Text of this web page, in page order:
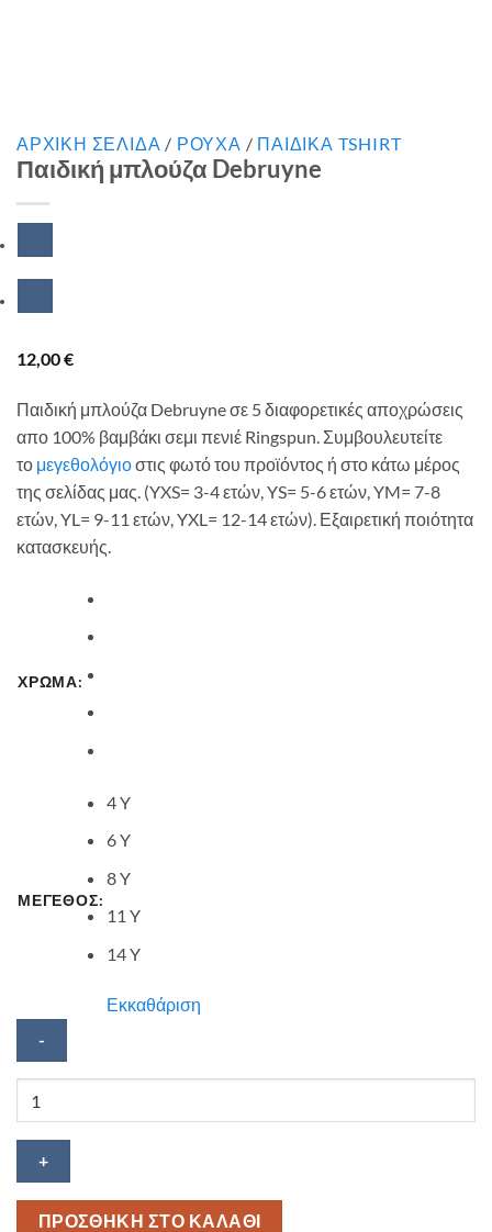
ΑΡΧΙΚΉ ΣΕΛΊΔΑ / ΡΟΥΧΑ / ΠΑΙΔΙΚΑ TSHIRT
Παιδική μπλούζα Debruyne
12,00€
Παιδική μπλούζα Debruyne σε 5 διαφορετικές αποχρώσεις
απο 100% βαμβάκι σεμι πενιέ Ringspun. Συμβουλευτείτε
το μεγεθολόγιοστις φωτό του προϊόντος ή στο κάτω μέρος
της σελίδας μας. (YXS= 3-4 ετών, YS= 5-6 ετών, YM= 7-8
ετών, YL= 9-11 ετών, YXL= 12-14 ετών). Εξαιρετική ποιότητα
κατασκευής.
ΧΡΩΜΑ:
ΜΕΓΕΘΟΣ:
4 Y
6 Y
8 Y
11 Y
14 Y
Εκκαθάριση
Debruyne
ποσότητα
ΠΡΟΣΘΗΚΗ ΣΤΟ ΚΑΛΑΘΙ